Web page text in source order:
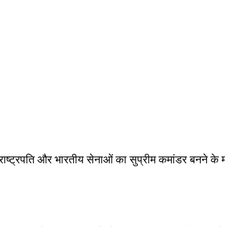
और भारतीय सेनाओं का सुप्रीम कमांडर बनने के